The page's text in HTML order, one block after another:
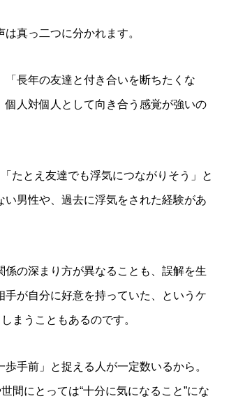
真っ二つに分かれます。
長年の友達と付き合いを断ちたくな
人対個人として向き合う感覚が強いの
たとえ友達でも浮気につながりそう」と
男性や、過去に浮気をされた経験があ
の深まり方が異なることも、誤解を生
が自分に好意を持っていた、というケ
まうこともあるのです。
手前」と捉える人が一定数いるから。
間にとっては“十分に気になること”にな